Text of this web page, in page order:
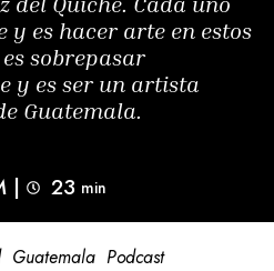
y es hacer arte en estos
sobrepasar
y es ser un artista
Guatemala.
| 23 min
Guatemala Podcast